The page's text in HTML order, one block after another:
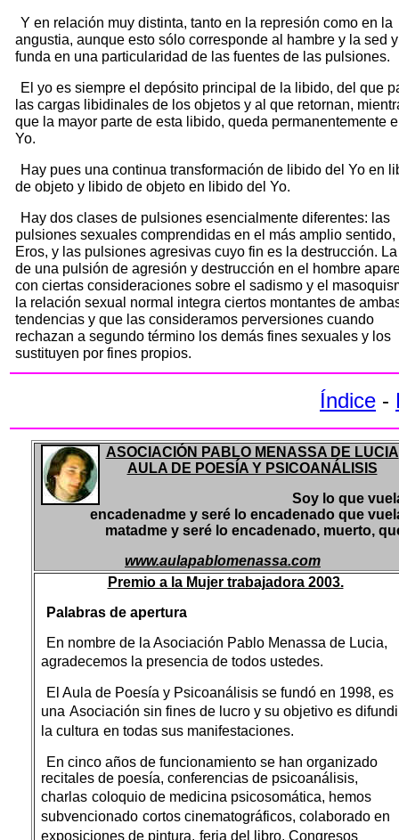
Y en relación muy distinta, tanto en la represión como en la
angustia, aunque esto sólo corresponde al hambre y la sed
funda en una particularidad de las fuentes de las pulsiones.
El yo es siempre el depósito principal de la libido, del que
las cargas libidinales de los objetos y al que retornan,
que la mayor parte de esta libido, queda permanentemente
Yo.
Hay pues una continua transformación de libido del Yo en
de objeto y libido de objeto en libido del Yo.
Hay dos clases de pulsiones esencialmente diferentes: las
pulsiones sexuales comprendidas en el más amplio sentido,
Eros, y las pulsiones agresivas cuyo fin es la destrucción.
de una pulsión de agresión y destrucción en el hombre
con ciertas consideraciones sobre el sadismo y el
la relación sexual normal integra ciertos montantes de
tendencias y que las consideramos perversiones cuando
rechazan a segundo término los demás fines sexuales y los
sustituyen por fines propios.
Índice -
ASOCIACIÓN PABLO MENASSA DE LUCIA
AULA DE POESÍA Y PSICOANÁLISIS
Soy lo que
encadenadme y seré lo encadenado que
matadme y seré lo encadenado, muerto,
www.aulapablomenassa.com
Premio a la Mujer trabajadora 2003.
Palabras de apertura
En nombre de la Asociación Pablo Menassa de Lucia,
agradecemos la presencia de todos ustedes.
El Aula de Poesía y Psicoanálisis se fundó en 1998, es
una Asociación sin fines de lucro y su objetivo es
la cultura en todas sus manifestaciones.
En cinco años de funcionamiento se han organizado
recitales de poesía, conferencias de psicoanálisis,
charlas coloquio de medicina psicosomática, hemos
subvencionado cortos cinematográficos, colaborado en
exposiciones de pintura, feria del libro, Congresos